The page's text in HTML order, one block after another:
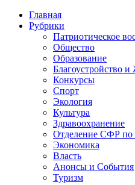
Главная
Рубрики
Патриотическое
Общество
Образование
Благоустройство
Конкурсы
Спорт
Экология
Культура
Здравоохранение
Отделение СФР по
Экономика
Власть
Анонсы и События
Туризм